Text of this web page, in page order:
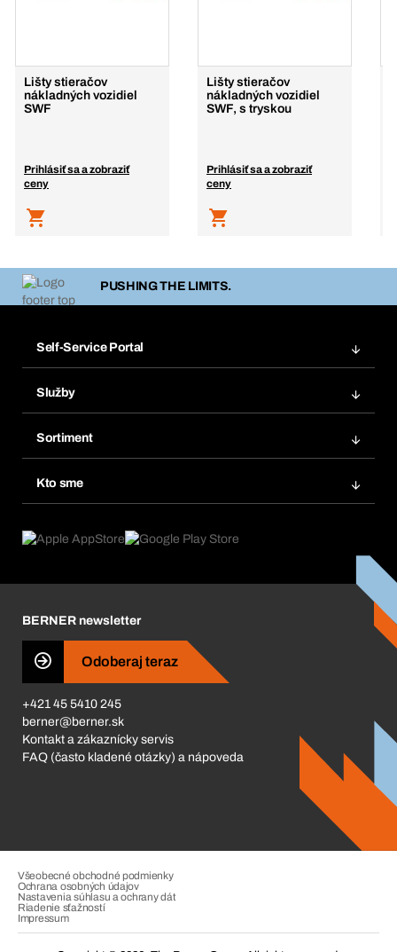
Lišty stieračov
nákladných vozidiel
SWF
Prihlásiť sa a zobraziť
ceny
Lišty stieračov
nákladných vozidiel
SWF, s tryskou
Prihlásiť sa a zobraziť
ceny
PUSHING THE LIMITS.
Self-Service Portal
Obľúbené
Opakované objednávky
Predplatné
Služby
Chemická databáza
eProcurement
Produktový poradca
Sortiment
Kto sme
Čo nás poháňa
Business Conduct
BERNER newsletter
Odoberaj teraz
+421 45 5410 245
berner@berner.sk
Kontakt a zákaznícky servis
FAQ (často kladené otázky) a nápoveda
Všeobecné obchodné podmienky
Ochrana osobných údajov
Nastavenia súhlasu a ochrany dát
Riadenie sťažností
Impressum